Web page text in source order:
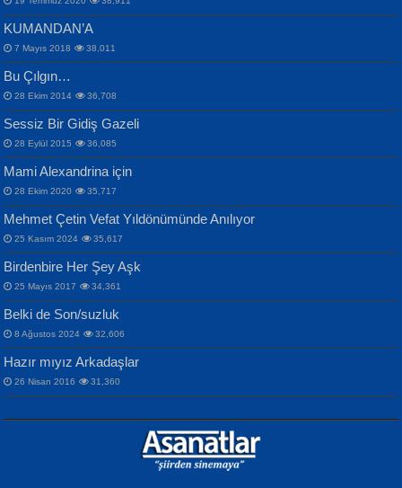
İPEK ACAR SERT
Gazze’nin Şecaati, Ümmetin İmtihanı...
MAHMUT GÜRBÜZ
İbrahim Olmak ve Bitirebilmek...
NURAN KÖSE BAYDAR
Selahattin Yıldız
İdrakimle Üşürken...
Songül Özel
Mahzen...
Ben Deniz Değilim ki...
ERDEM BAYAZIT
Sana, Bana, Vatanıma, Ülkemin
İnsanlarına Dair...
NAZIM HİKMET RAN
Bir Cezaevinde, Tecritteki Adamın
Mektupları...
KUMANDAN’A
7 Mayıs 2018 38,011
Bu Çılgın…
28 Ekim 2014 36,708
Sessiz Bir Gidiş Gazeli
28 Eylül 2015 36,085
Mami Alexandrina için
28 Ekim 2020 35,717
Mehmet Çetin Vefat Yıldönümünde Anılıyor
25 Kasım 2024 35,617
Birdenbire Her Şey Aşk
25 Mayıs 2017 34,361
Belki de Son/suzluk
8 Ağustos 2024 32,606
Hazır mıyız Arkadaşlar
26 Nisan 2016 31,360